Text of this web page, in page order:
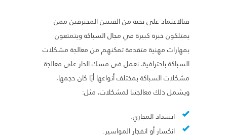
فبالاعتماد على نخبة من الفنيين المحترفين ممن
يمتلكون خبرة كبيرة في مجال السباكة ويتمتعون
بمهارات مهنية متقدمة تمكنهم من معالجة مشكلات
السباكة باحترافية، نعمل في مسك الدار على معالجة
مشكلات السباكة بمختلف أنواعها أيًا كان حجمها،
ويشمل ذلك معالجتنا لمشكلات، مثل:
انسداد المجاري.
انكسار أو انفجار المواسير.